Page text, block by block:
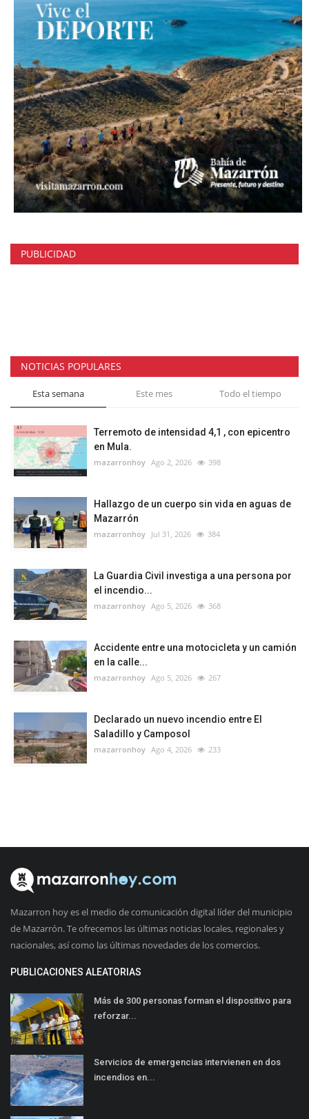
PUBLICIDAD
NOTICIAS POPULARES
Esta semana Este mes Todo el tiempo
Terremoto de intensidad 4,1 , con epicentro
en Mula.
mazarronhoy Ago 2, 2026 398
Hallazgo de un cuerpo sin vida en aguas de
Mazarrón
mazarronhoy Jul 31, 2026 384
La Guardia Civil investiga a una persona por
el incendio...
mazarronhoy Ago 5, 2026 368
Accidente entre una motocicleta y un camión
en la calle...
mazarronhoy Ago 5, 2026 267
Declarado un nuevo incendio entre El
Saladillo y Camposol
mazarronhoy Ago 4, 2026 233
Mazarron hoy es el medio de comunicación digital líder del municipio
de Mazarrón. Te ofrecemos las últimas noticias locales, regionales y
nacionales, así como las últimas novedades de los comercios.
PUBLICACIONES ALEATORIAS
Más de 300 personas forman el dispositivo para
reforzar...
Servicios de emergencias intervienen en dos
incendios en...